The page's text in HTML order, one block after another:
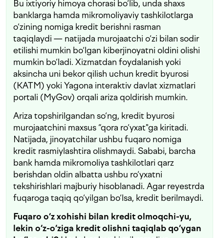
Bu ixtiyoriy himoya chorasi bo‘lib, unda shaxs
banklarga hamda mikromoliyaviy tashkilotlarga
o‘zining nomiga kredit berishni rasman
taqiqlaydi — natijada murojaatchi o‘zi bilan sodir
etilishi mumkin bo‘lgan kiberjinoyatni oldini olishi
mumkin bo‘ladi. Xizmatdan foydalanish yoki
aksincha uni bekor qilish uchun kredit byurosi
(KATM) yoki Yagona interaktiv davlat xizmatlari
portali (MyGov) orqali ariza qoldirish mumkin.
Ariza topshirilgandan so‘ng, kredit byurosi
murojaatchini maxsus “qora ro‘yxat"ga kiritadi.
Natijada, jinoyatchilar ushbu fuqaro nomiga
kredit rasmiylashtira olishmaydi. Sababi, barcha
bank hamda mikromoliya tashkilotlari qarz
berishdan oldin albatta ushbu ro‘yxatni
tekshirishlari majburiy hisoblanadi. Agar reyestrda
fuqaroga taqiq qo‘yilgan bo‘lsa, kredit berilmaydi.
Fuqaro o‘z xohishi bilan kredit olmoqchi-yu,
lekin o‘z-o‘ziga kredit olishni taqiqlab qo‘ygan